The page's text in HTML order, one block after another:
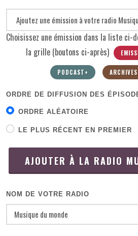
Choisissez une émission dans la liste ci-
la grille (boutons ci-après)
PODCAST+
ORDRE DE DIFFUSION DES
ORDRE ALÉATOIRE
LE PLUS RÉCENT EN PREMIER
AJOUTER À LA RADIO
NOM DE VOTRE RADIO